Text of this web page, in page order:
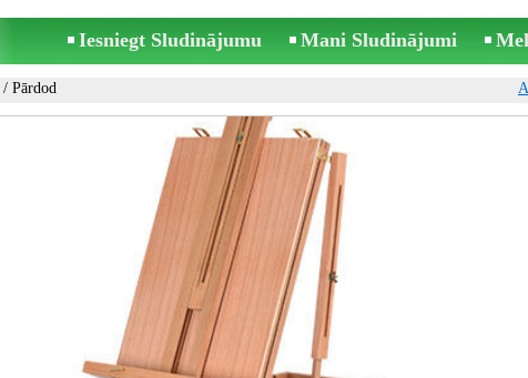
Iesniegt Sludinājumu Mani Sludinājumi
/ Pārdod